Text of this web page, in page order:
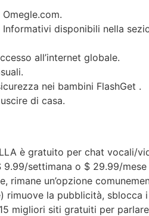
disponibili nella
all’internet globale.
nei bambini FlashGet .
di casa.
è gratuito per chat vocali/
settimana o $ 29.99/
un’opzione
rimuove la pubblicità, sblocca
migliori siti gratuiti per